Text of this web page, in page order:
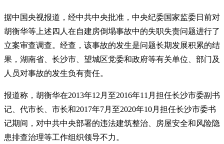
据中国央视报道，经中共中央批准，中央纪委国家监委日前对
胡衡华等上述四人在自建房倒塌事故中的失职失责问题进行了
立案审查调查。经查，该事故的发生是问题长期发展积累的结
果，湖南省、长沙市、望城区党委和政府等有关单位、部门及
人员对事故的发生负有责任。
报道称，胡衡华在2013年12月至2016年11月担任长沙市委副书
记、代市长、市长和2017年7月至2020年10月担任长沙市委书
记期间，对中共中央部署的违法建筑整治、房屋安全和风险隐
患排查治理等工作组织领导不力。